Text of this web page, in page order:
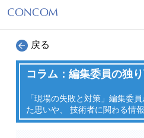
戻る
コラム：編集委員の独
「現場の失敗と対策」編集委
た思いや、
技術者に関わる情